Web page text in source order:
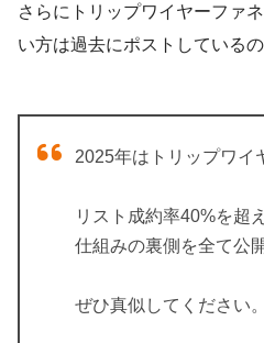
さらにトリップワイヤーファ
い方は過去にポストしている
2025年はトリップワイ
リスト成約率40%を超
仕組みの裏側を全て公
ぜひ真似してください。